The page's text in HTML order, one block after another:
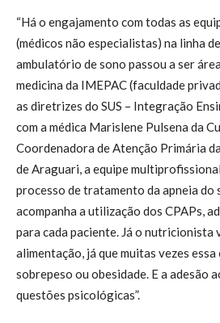
“Há o engajamento com todas as
(médicos não especialistas) na linha
ambulatório de sono passou a ser
medicina da IMEPAC (faculdade
as diretrizes do SUS – Integração
com a médica Marislene Pulsena da
Coordenadora de Atenção Primária
de Araguari, a equipe
processo de tratamento da apneia do
acompanha a utilização dos CPAPs,
para cada paciente. Já o nutricionista
alimentação, já que muitas vezes
sobrepeso ou obesidade. E a adesão
questões psicológicas”.